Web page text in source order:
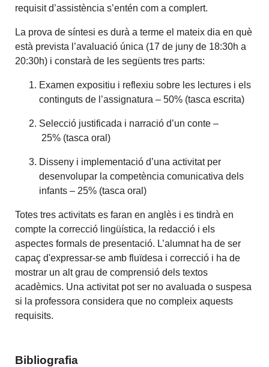
requisit d’assistència s’entén com a complert.
La prova de síntesi es durà a terme el mateix dia en què
està prevista l’avaluació única (17 de juny de 18:30h a
20:30h) i constarà de les següents tres parts:
Examen expositiu i reflexiu sobre les lectures i els
continguts de l’assignatura – 50% (tasca escrita)
Selecció justificada i narració d’un conte –
25% (tasca oral)
Disseny i implementació d’una activitat per
desenvolupar la competència comunicativa dels
infants – 25% (tasca oral)
Totes tres activitats es faran en anglès i es tindrà en
compte la correcció lingüística, la redacció i els
aspectes formals de presentació. L’alumnat ha de ser
capaç d'expressar-se amb fluïdesa i correcció i ha de
mostrar un alt grau de comprensió dels textos
acadèmics. Una activitat pot ser no avaluada o suspesa
si la professora considera que no compleix aquests
requisits.
Bibliografia